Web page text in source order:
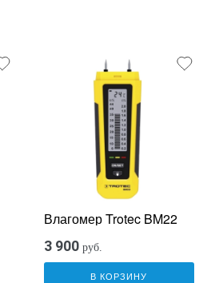
Влагомер Trotec BM22
3 900 руб.
В КОРЗИНУ